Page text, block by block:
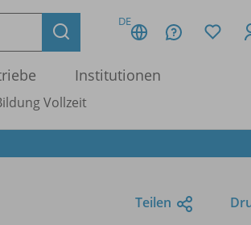
DE
Institutionen
Vollzeit
Teilen